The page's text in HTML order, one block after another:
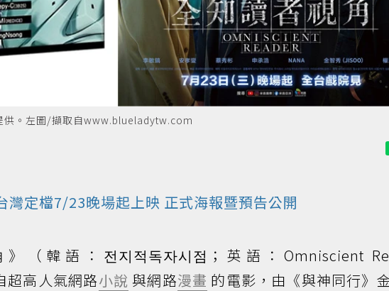
供。左圖/擷取自www.blueladytw.com
灣定檔7/23晚場起上映 正式海報暨預告公開
（韓語：전지적독자시점；英語：Omniscient
超高人氣網路小說 與網路漫畫 的電影，由《與神同行》